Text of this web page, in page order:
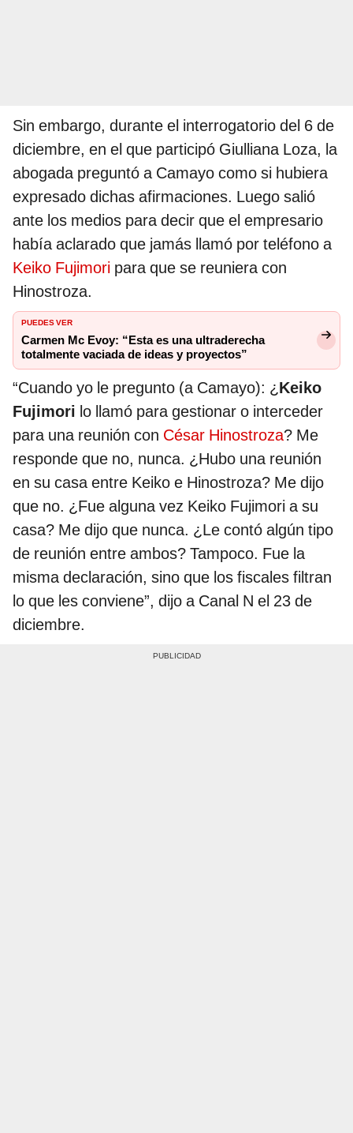
Sin embargo, durante el interrogatorio del 6 de
diciembre, en el que participó Giulliana Loza, la
abogada preguntó a Camayo como si hubiera
expresado dichas afirmaciones. Luego salió
ante los medios para decir que el empresario
había aclarado que jamás llamó por teléfono a
Keiko Fujimori para que se reuniera con
Hinostroza.
PUEDES VER
Carmen Mc Evoy: “Esta es una ultraderecha
totalmente vaciada de ideas y proyectos”
“Cuando yo le pregunto (a Camayo): ¿Keiko
Fujimori lo llamó para gestionar o interceder
para una reunión con César Hinostroza? Me
responde que no, nunca. ¿Hubo una reunión
en su casa entre Keiko e Hinostroza? Me dijo
que no. ¿Fue alguna vez Keiko Fujimori a su
casa? Me dijo que nunca. ¿Le contó algún tipo
de reunión entre ambos? Tampoco. Fue la
misma declaración, sino que los fiscales filtran
lo que les conviene”, dijo a Canal N el 23 de
diciembre.